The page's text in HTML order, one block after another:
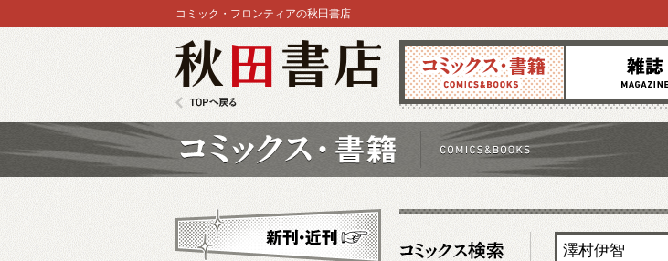
コミックス 雑誌
コミック・フロンティアの秋田書店